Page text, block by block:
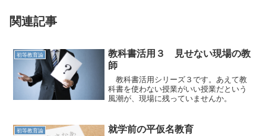
関連記事
初等教育論
教科書活用３ 見せない現場の教
師
教科書活用シリーズ３です。あえて教
科書を使わない授業がいい授業だという
風潮が、現場に残っていませんか。
初等教育論 就学前の平仮名教育